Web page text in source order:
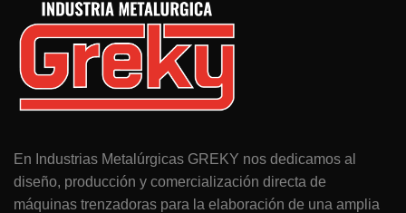
En Industrias Metalúrgicas GREKY nos dedicamos al
diseño, producción y comercialización directa de
máquinas trenzadoras para la elaboración de una amplia